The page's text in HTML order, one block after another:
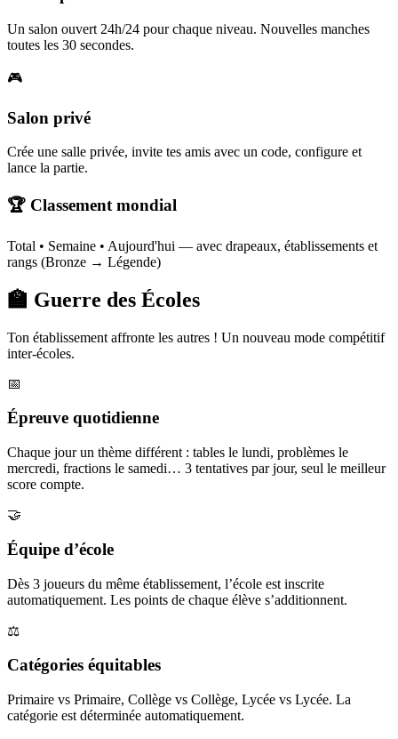
Un salon ouvert 24h/24 pour chaque niveau. Nouvelles manches
toutes les 30 secondes.
🎮
Salon privé
Crée une salle privée, invite tes amis avec un code, configure et
lance la partie.
🏆 Classement mondial
Total • Semaine • Aujourd'hui — avec drapeaux, établissements et
rangs (Bronze → Légende)
🏫 Guerre des Écoles
Ton établissement affronte les autres ! Un nouveau mode compétitif
inter-écoles.
📅
Épreuve quotidienne
Chaque jour un thème différent : tables le lundi, problèmes le
mercredi, fractions le samedi… 3 tentatives par jour, seul le meilleur
score compte.
🤝
Équipe d’école
Dès 3 joueurs du même établissement, l’école est inscrite
automatiquement. Les points de chaque élève s’additionnent.
⚖️
Catégories équitables
Primaire vs Primaire, Collège vs Collège, Lycée vs Lycée. La
catégorie est déterminée automatiquement.